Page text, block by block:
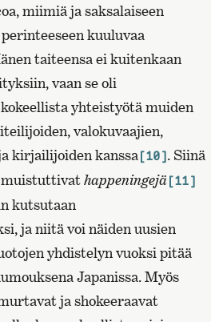
miimiä ja saksalaiseen
kuuluvaa
taiteensa ei kuitenkaan
vaan se oli
yhteistyötä muiden
valokuvaajien,
kirjailijoiden kanssa[10]. Siinä
muistuttivathappeningejä[11]
kutsutaan
ja niitä voi näiden uusien
yhdistelyn vuoksi pitää
Japanissa. Myös
ja shokeeraavat